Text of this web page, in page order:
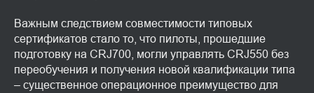
Важным следствием совместимости типовых
сертификатов стало то, что пилоты, прошедшие
подготовку на CRJ700, могли управлять CRJ550 без
переобучения и получения новой квалификации типа
– существенное операционное преимущество для